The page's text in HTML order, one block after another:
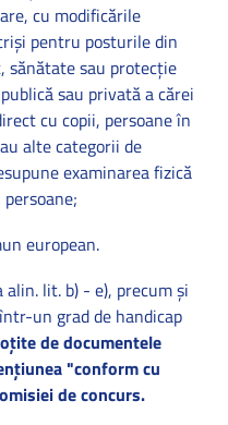
cu modificările
pentru posturile din
sănătate sau protecţie
sau privată a cărei
cu copii, persoane în
alte categorii de
examinarea fizică
european.
alin. lit. b) - e), precum şi
un grad de handicap
de documentele
"conform cu
de concurs.